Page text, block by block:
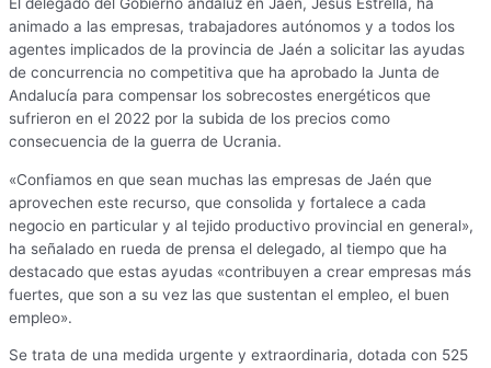
animado a las empresas, trabajadores autónomos y a todos los
agentes implicados de la provincia de Jaén a solicitar las ayudas
de concurrencia no competitiva que ha aprobado la Junta de
Andalucía para compensar los sobrecostes energéticos que
sufrieron en el 2022 por la subida de los precios como
consecuencia de la guerra de Ucrania.
«Confiamos en que sean muchas las empresas de Jaén que
aprovechen este recurso, que consolida y fortalece a cada
negocio en particular y al tejido productivo provincial en general»,
ha señalado en rueda de prensa el delegado, al tiempo que ha
destacado que estas ayudas «contribuyen a crear empresas más
fuertes, que son a su vez las que sustentan el empleo, el buen
empleo».
Se trata de una medida urgente y extraordinaria, dotada con 525